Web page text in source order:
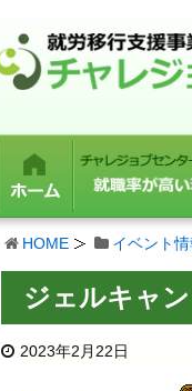
HOME イベント
ジェルキャ
2023年2月22日